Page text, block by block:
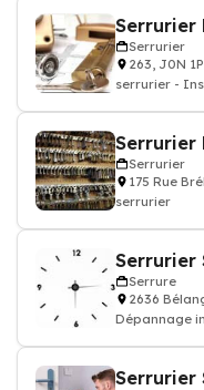
Serrurier
Serrurier
263, J0N
serrurier -
Serrurier
Serrurier
175 Rue
serrurier
Serrurier
Serrure
2636
Dépannage
Serrurier